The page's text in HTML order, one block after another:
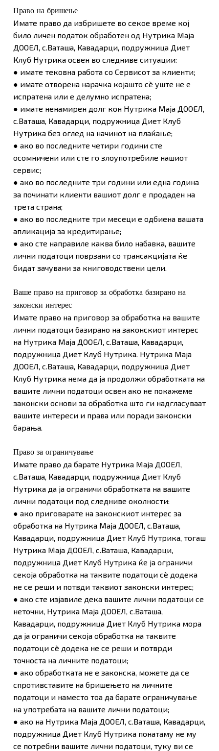
Нема продукти во Кошничката.
Оди Во Продавница
Право на бришење
Имате право да избришете во секое време кој
било личен податок обработен од Нутрика Маја
ДООЕЛ, с.Ваташа, Кавадарци, подружница Диет
Клуб Нутрика освен во следниве ситуации:
● имате тековна работа со Сервисот за клиенти;
● имате отворена нарачка којашто сè уште не е
испратена или е делумно испратена;
● имате ненамирен долг кон Нутрика Маја ДООЕЛ,
с.Ваташа, Кавадарци, подружница Диет Клуб
Нутрика без оглед на начинот на плаќање;
● ако во последните четири години сте
осомничени или сте го злоупотребиле нашиот
сервис;
● ако во последните три години или една година
за починати клиенти вашиот долг е продаден на
трета страна;
● ако во последните три месеци е одбиена вашата
апликација за кредитирање;
● ако сте направиле каква било набавка, вашите
лични податоци поврзани со трансакцијата ќе
бидат зачувани за книговодствени цели.
Ваше право на приговор за обработка базирано на
законски интерес
Имате право на приговор за обработка на вашите
лични податоци базирано на законскиот интерес
на Нутрика Маја ДООЕЛ, с.Ваташа, Кавадарци,
подружница Диет Клуб Нутрика. Нутрика Маја
ДООЕЛ, с.Ваташа, Кавадарци, подружница Диет
Клуб Нутрика нема да ја продолжи обработката на
вашите лични податоци освен ако не покажеме
законски основи за обработка што ги надгласуваат
вашите интереси и права или поради законски
барања.
Право за ограничување
Имате право да барате Нутрика Маја ДООЕЛ,
с.Ваташа, Кавадарци, подружница Диет Клуб
Нутрика да ја ограничи обработката на вашите
лични податоци под следниве околности:
● ако приговарате на законскиот интерес за
обработка на Нутрика Маја ДООЕЛ, с.Ваташа,
Кавадарци, подружница Диет Клуб Нутрика, тогаш
Нутрика Маја ДООЕЛ, с.Ваташа, Кавадарци,
подружница Диет Клуб Нутрика ќе ја ограничи
секоја обработка на таквите податоци сè додека
не се реши и потвди таквиот законски интерес;
● ако сте изјавиле дека вашите лични податоци се
неточни, Нутрика Маја ДООЕЛ, с.Ваташа,
Кавадарци, подружница Диет Клуб Нутрика мора
да ја ограничи секоја обработка на таквите
податоци сè додека не се реши и потврди
точноста на личните податоци;
● ако обработката не е законска, можете да се
спротивставите на бришењето на личните
податоци и наместо тоа да барате ограничување
на употребата на вашите лични податоци;
● ако на Нутрика Маја ДООЕЛ, с.Ваташа, Кавадарци,
подружница Диет Клуб Нутрика понатаму не му
се потребни вашите лични податоци, туку ви се